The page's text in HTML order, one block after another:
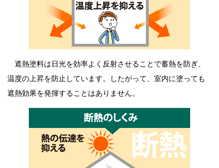
遮熱塗料は日光を効率よく反射させることで蓄熱を防ぎ、
温度の上昇を防止しています。したがって、室内に塗っても
遮熱効果を発揮することはありません。